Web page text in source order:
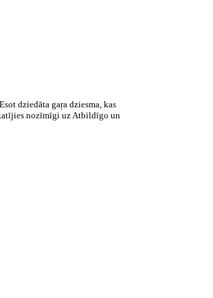
dziedāta gaŗa dziesma, kas
nozīmīgi uz Atbildīgo un